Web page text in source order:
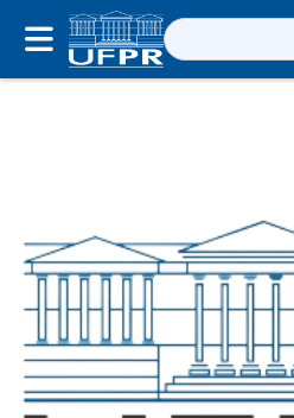
Pesquisar
por: